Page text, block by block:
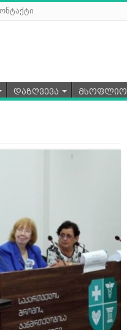
დაზღვევა მსოფლიო